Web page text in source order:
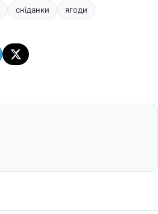
сніданки ягоди